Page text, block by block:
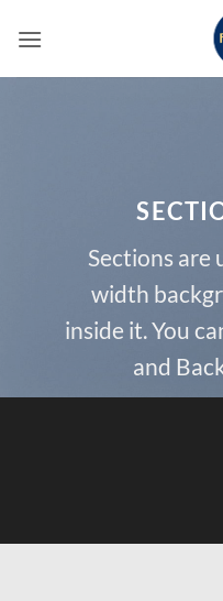
Sections are
width
inside it. You
and